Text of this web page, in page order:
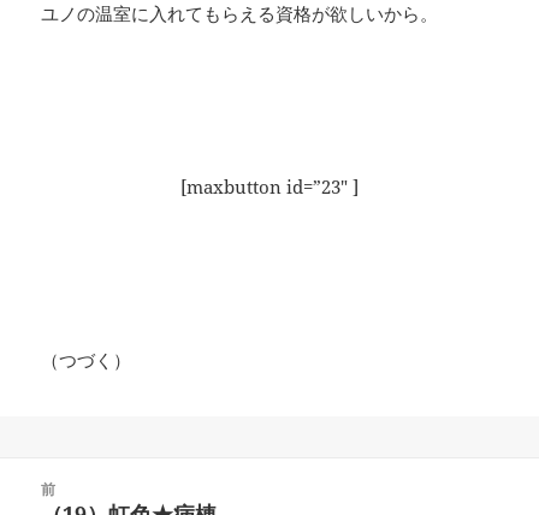
ユノの温室に入れてもらえる資格が欲しいから。
[maxbutton id=”23″ ]
（つづく）
前